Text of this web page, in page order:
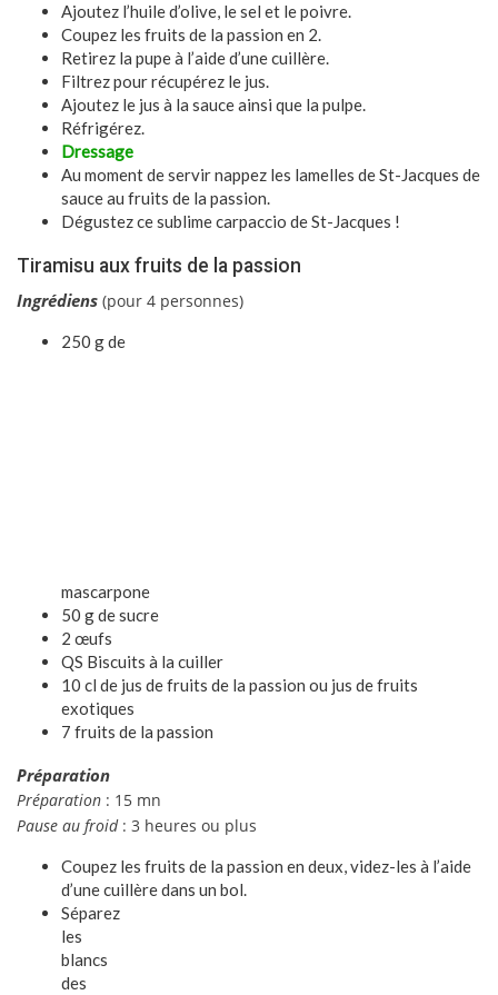
Ajoutez l’huile d’olive, le sel et le poivre.
Coupez les fruits de la passion en 2.
Retirez la pupe à l’aide d’une cuillère.
Filtrez pour récupérez le jus.
Ajoutez le jus à la sauce ainsi que la pulpe.
Réfrigérez.
Dressage
Au moment de servir nappez les lamelles de St-Jacques de
sauce au fruits de la passion.
Dégustez ce sublime carpaccio de St-Jacques !
Tiramisu aux fruits de la passion
Ingrédiens (pour 4 personnes)
250 g de
mascarpone
50 g de sucre
2 œufs
QS Biscuits à la cuiller
10 cl de jus de fruits de la passion ou jus de fruits
exotiques
7 fruits de la passion
Préparation
Préparation : 15 mn
Pause au froid : 3 heures ou plus
Coupez les fruits de la passion en deux, videz-les à l’aide
d’une cuillère dans un bol.
Séparez
les
blancs
des